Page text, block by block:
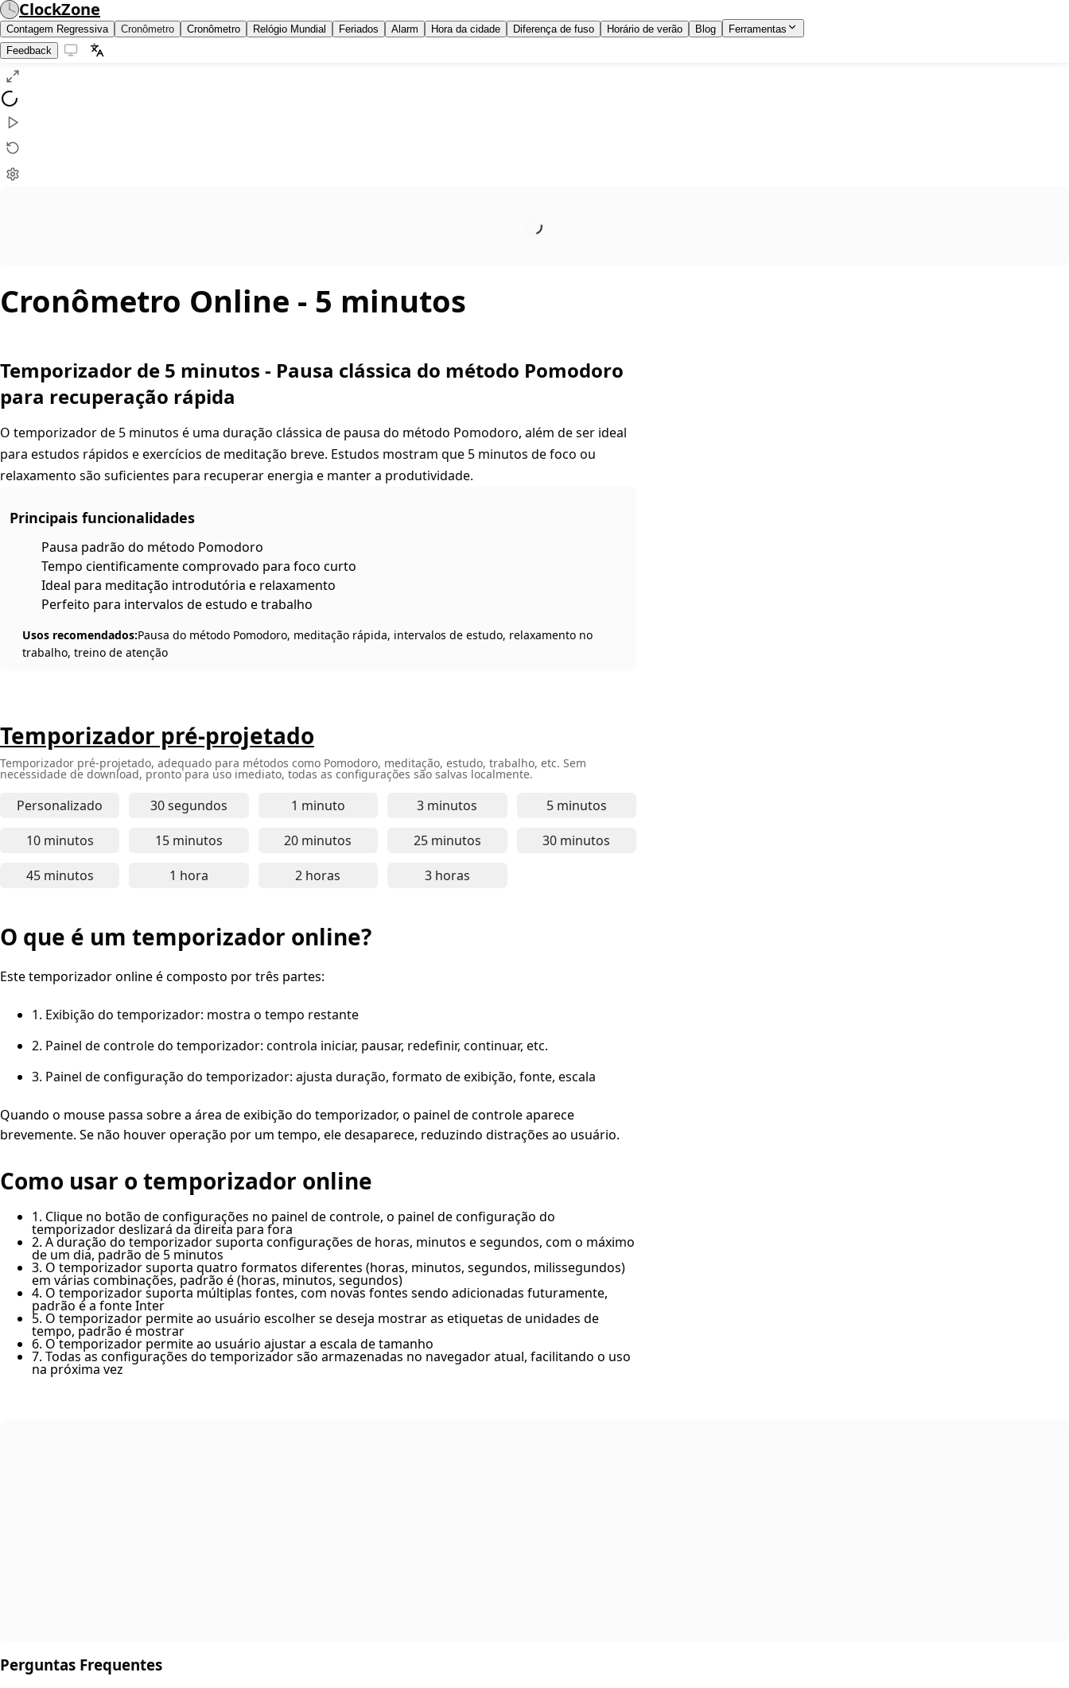
ClockZone
Contagem Regressiva Cronômetro Cronômetro Relógio Mundial Feriados Alarm Hora da cidade Diferença de fuso Horário de verão Blog
Ferramentas
Feedback
Cronômetro Online - 5 minutos
Temporizador de 5 minutos - Pausa clássica do método Pomodoro
para recuperação rápida
O temporizador de 5 minutos é uma duração clássica de pausa do método Pomodoro, além de ser ideal
para estudos rápidos e exercícios de meditação breve. Estudos mostram que 5 minutos de foco ou
relaxamento são suficientes para recuperar energia e manter a produtividade.
Principais funcionalidades
Pausa padrão do método Pomodoro
Tempo cientificamente comprovado para foco curto
Ideal para meditação introdutória e relaxamento
Perfeito para intervalos de estudo e trabalho
Usos recomendados:Pausa do método Pomodoro, meditação rápida, intervalos de estudo, relaxamento no
trabalho, treino de atenção
Temporizador pré-projetado
Temporizador pré-projetado, adequado para métodos como Pomodoro, meditação, estudo, trabalho, etc. Sem
necessidade de download, pronto para uso imediato, todas as configurações são salvas localmente.
Personalizado 30 segundos
Temporizador online de 30 segundos - para pausas rápidas, exercícios breves e foco momentâneo
1 minuto 3 minutos 5 minutos
10 minutos
15 minutos 20 minutos 25 minutos 30 minutos
45 minutos
1 hora 2 horas 3 horas
O que é um temporizador online?
Este temporizador online é composto por três partes:
1. Exibição do temporizador: mostra o tempo restante
2. Painel de controle do temporizador: controla iniciar, pausar, redefinir, continuar, etc.
3. Painel de configuração do temporizador: ajusta duração, formato de exibição, fonte, escala
Quando o mouse passa sobre a área de exibição do temporizador, o painel de controle aparece
brevemente. Se não houver operação por um tempo, ele desaparece, reduzindo distrações ao usuário.
Como usar o temporizador online
1. Clique no botão de configurações no painel de controle, o painel de configuração do
temporizador deslizará da direita para fora
2. A duração do temporizador suporta configurações de horas, minutos e segundos, com o máximo
de um dia, padrão de 5 minutos
3. O temporizador suporta quatro formatos diferentes (horas, minutos, segundos, milissegundos)
em várias combinações, padrão é (horas, minutos, segundos)
4. O temporizador suporta múltiplas fontes, com novas fontes sendo adicionadas futuramente,
padrão é a fonte Inter
5. O temporizador permite ao usuário escolher se deseja mostrar as etiquetas de unidades de
tempo, padrão é mostrar
6. O temporizador permite ao usuário ajustar a escala de tamanho
7. Todas as configurações do temporizador são armazenadas no navegador atual, facilitando o uso
na próxima vez
Perguntas Frequentes